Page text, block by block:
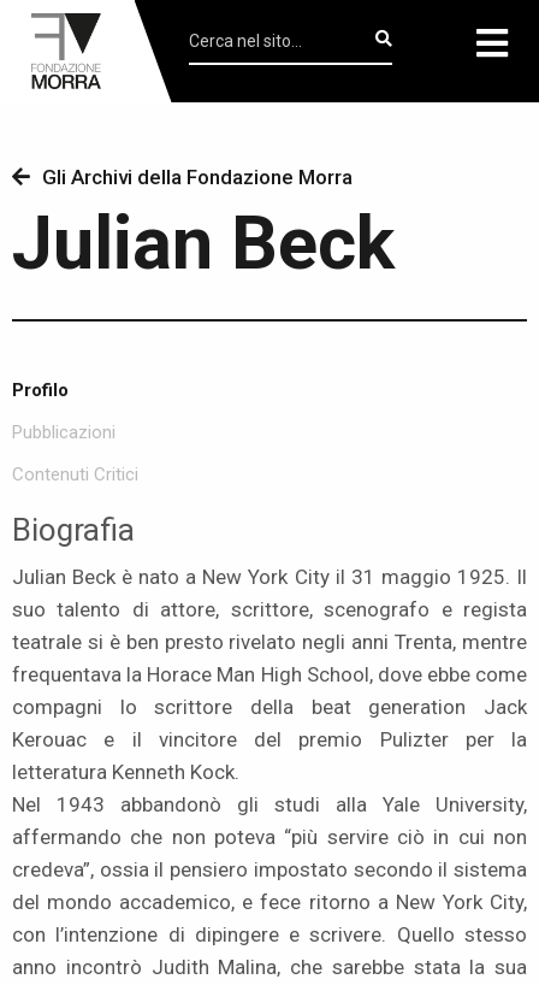
Gli Archivi della Fondazione Morra
Julian Beck
Profilo
Pubblicazioni
Contenuti Critici
Biografia
Julian Beck è nato a New York City il 31 maggio 1925. Il
suo talento di attore, scrittore, scenografo e regista
teatrale si è ben presto rivelato negli anni Trenta, mentre
frequentava la Horace Man High School, dove ebbe come
compagni lo scrittore della beat generation Jack
Kerouac e il vincitore del premio Pulizter per la
letteratura Kenneth Kock.
Nel 1943 abbandonò gli studi alla Yale University,
affermando che non poteva “più servire ciò in cui non
credeva”, ossia il pensiero impostato secondo il sistema
del mondo accademico, e fece ritorno a New York City,
con l’intenzione di dipingere e scrivere. Quello stesso
anno incontrò Judith Malina, che sarebbe stata la sua